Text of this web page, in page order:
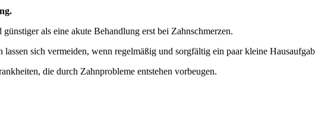
als eine akute Behandlung erst bei Zahnschmerzen.
sich vermeiden, wenn regelmäßig und sorgfältig ein paar kleine
die durch Zahnprobleme entstehen vorbeugen.